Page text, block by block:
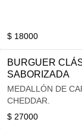
$ 18000
BURGUER
SABORIZADA
MEDALLÓN DE
CHEDDAR.
$ 27000